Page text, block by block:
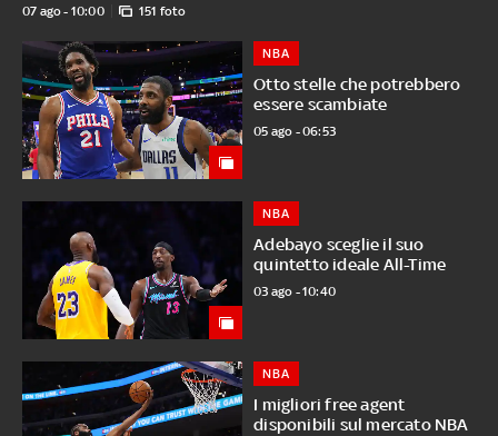
07 ago - 10:00 151 foto
Otto stelle che potrebbero
essere scambiate
NBA
05 ago - 06:53
Adebayo sceglie il suo
quintetto ideale All-Time
NBA
03 ago - 10:40
I migliori free agent
disponibili sul mercato NBA
NBA